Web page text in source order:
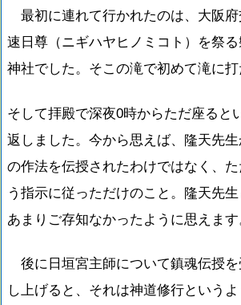
最初に連れて行かれたのは、大阪
速日尊（ニギハヤヒノミコト）を祭る
神社でした。そこの滝で初めて滝に打
そして拝殿で深夜0時からただ座ると
返しました。今から思えば、隆天先
の作法を伝授されたわけではなく、
う指示に従っただけのこと。隆天先
あまりご存知なかったように思えます
後に日垣宮主師について鎮魂伝授を
し上げると、それは神道修行という